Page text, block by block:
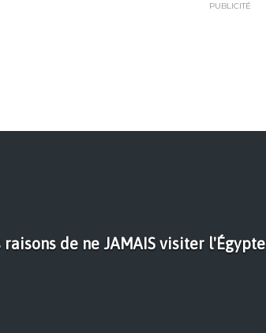
PUBLICITÉ
raisons de ne JAMAIS visiter l'Égypte